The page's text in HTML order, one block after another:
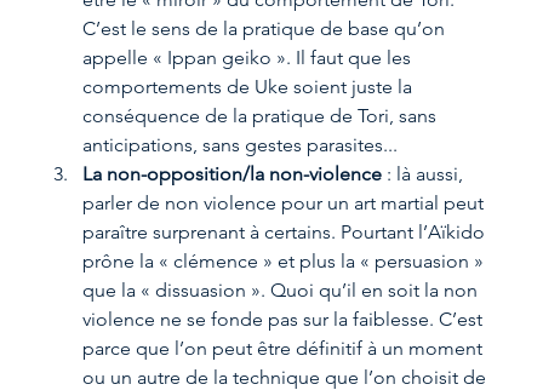
C’est le sens de la pratique de base qu’on
appelle « Ippan geiko ». Il faut que les
comportements de Uke soient juste la
conséquence de la pratique de Tori, sans
anticipations, sans gestes parasites...
La non-opposition/la non-violence : là aussi,
parler de non violence pour un art martial peut
paraître surprenant à certains. Pourtant l’Aïkido
prône la « clémence » et plus la « persuasion »
que la « dissuasion ». Quoi qu’il en soit la non
violence ne se fonde pas sur la faiblesse. C’est
parce que l’on peut être définitif à un moment
ou un autre de la technique que l’on choisit de